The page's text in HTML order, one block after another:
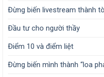
Đừng biến livestream thành
Đầu tư cho người thầy
Điểm 10 và điểm liệt
Đừng biến mình thành “loa